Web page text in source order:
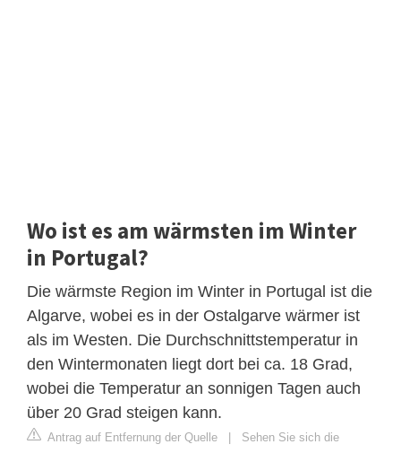
Wo ist es am wärmsten im Winter
in Portugal?
Die wärmste Region im Winter in Portugal ist die
Algarve, wobei es in der Ostalgarve wärmer ist
als im Westen. Die Durchschnittstemperatur in
den Wintermonaten liegt dort bei ca. 18 Grad,
wobei die Temperatur an sonnigen Tagen auch
über 20 Grad steigen kann.
Antrag auf Entfernung der Quelle
Sehen Sie sich die